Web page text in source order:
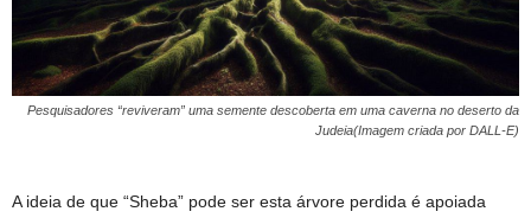
Pesquisadores “reviveram” uma semente descoberta em uma caverna no deserto da
Judeia(Imagem criada por DALL-E)
A ideia de que “Sheba” pode ser esta árvore perdida é apoiada